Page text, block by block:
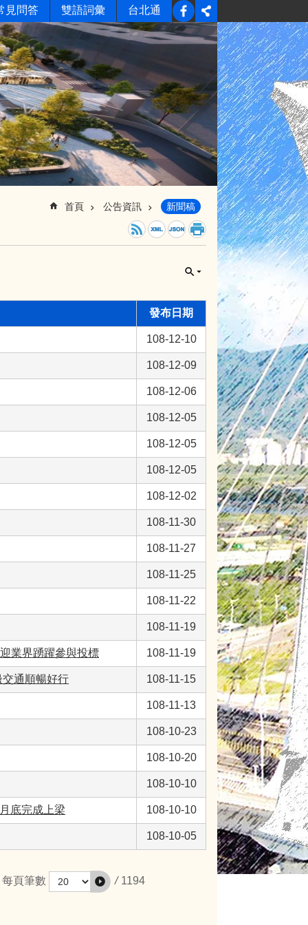
見問答 雙語詞彙 台北通
首頁 公告資訊 新聞稿
發布日期
108-12-10
108-12-09
108-12-06
108-12-05
108-12-05
108-12-05
108-12-02
108-11-30
108-11-27
108-11-25
108-11-22
108-11-19
業界踴躍參與投標 108-11-19
通順暢好行 108-11-15
108-11-13
108-10-23
108-10-20
108-10-10
底完成上梁 108-10-10
108-10-05
每頁筆數 / 1194